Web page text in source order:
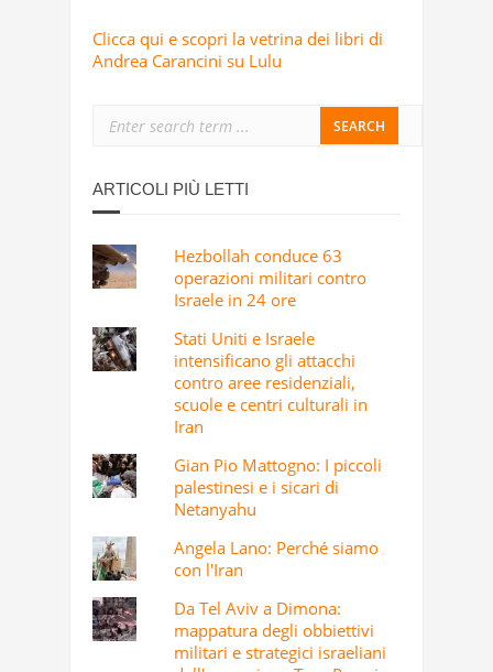
Clicca qui e scopri la vetrina dei libri di
Andrea Carancini su Lulu
ARTICOLI PIÙ LETTI
Hezbollah conduce 63
operazioni militari contro
Israele in 24 ore
Stati Uniti e Israele
intensificano gli attacchi
contro aree residenziali,
scuole e centri culturali in
Iran
Gian Pio Mattogno: I piccoli
palestinesi e i sicari di
Angela Lano: Perché siamo
con l'Iran